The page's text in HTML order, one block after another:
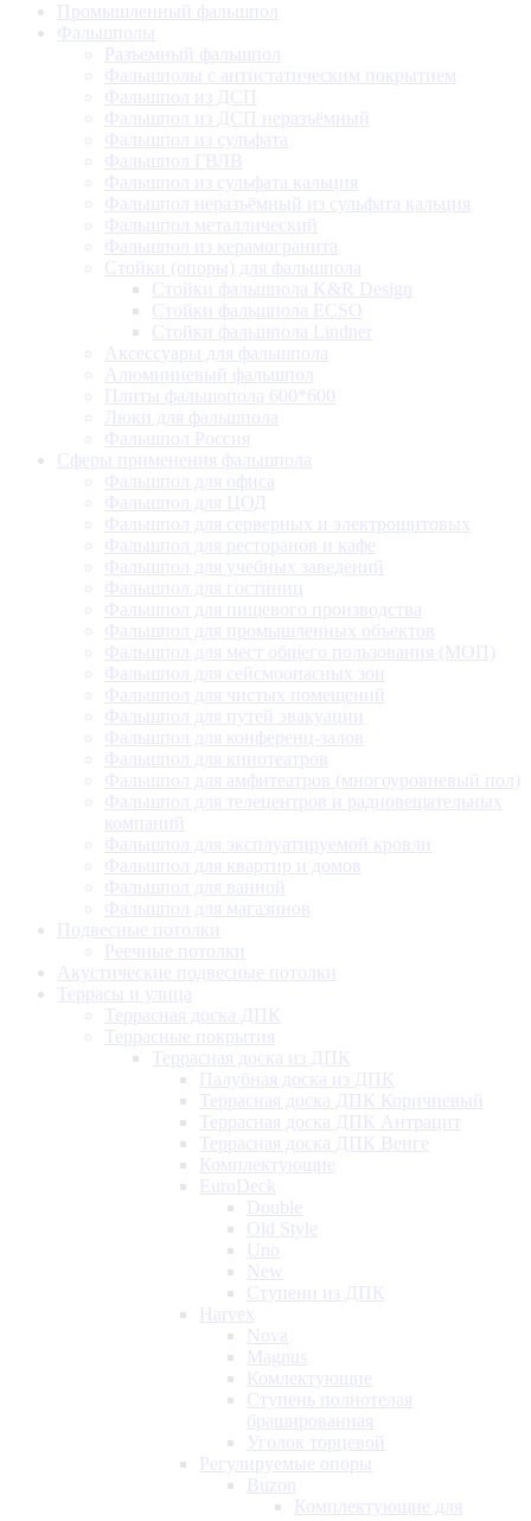
Промышленный фальшпол
Фальшполы
Разъемный фальшпол
Фальшполы с антистатическим покрытием
Фальшпол из ДСП
Фальшпол из ДСП неразъёмный
Фальшпол из сульфата
Фальшпол ГВЛВ
Фальшпол из сульфата кальция
Фальшпол неразъёмный из сульфата кальция
Фальшпол металлический
Фальшпол из керамогранита
Стойки (опоры) для фальшпола
Стойки фальшпола K&R Design
Стойки фальшпола ECSO
Стойки фальшпола Lindner
Аксессуары для фальшпола
Алюминиевый фальшпол
Плиты фальшопола 600*600
Люки для фальшпола
Фальшпол Россия
Сферы применения фальшпола
Фальшпол для офиса
Фальшпол для ЦОД
Фальшпол для серверных и электрощитовых
Фальшпол для ресторанов и кафе
Фальшпол для учебных заведений
Фальшпол для гостиниц
Фальшпол для пищевого производства
Фальшпол для промышленных объектов
Фальшпол для мест общего пользования (МОП)
Фальшпол для сейсмоопасных зон
Фальшпол для чистых помещений
Фальшпол для путей эвакуации
Фальшпол для конференц-залов
Фальшпол для кинотеатров
Фальшпол для амфитеатров (многоуровневый пол)
Фальшпол для телецентров и радиовещательных
компаний
Фальшпол для эксплуатируемой кровли
Фальшпол для квартир и домов
Фальшпол для ванной
Фальшпол для магазинов
Подвесные потолки
Реечные потолки
Акустические подвесные потолки
Террасы и улица
Террасная доска ДПК
Террасные покрытия
Террасная доска из ДПК
Палубная доска из ДПК
Террасная доска ДПК Коричневый
Террасная доска ДПК Антрацит
Террасная доска ДПК Венге
Комплектующие
EuroDeck
Double
Old Style
Uno
New
Ступени из ДПК
Harvex
Nova
Magnus
Комлектующие
Ступень полнотелая
брашированная
Уголок торцевой
Регулируемые опоры
Buzon
Комплектующие для